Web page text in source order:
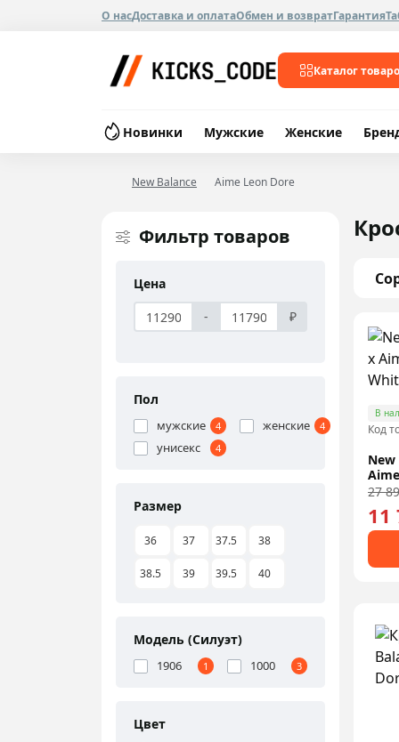
О насДоставка и оплатаОбмен и возвратГарантия
Каталог
Новинки Мужские Женские
New Balance Aime Leon Dore
Фильтр товаров
Цена
-
₽
Пол
мужские 4 женские 4
унисекс 4
Размер
36 37 37.5 38
38.5 39 39.5 40
Модель (Силуэт)
1906 1 1000 3
Цвет
В
Код
New
27
11